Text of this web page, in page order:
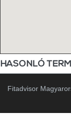
HASONLÓ
Fitadvisor